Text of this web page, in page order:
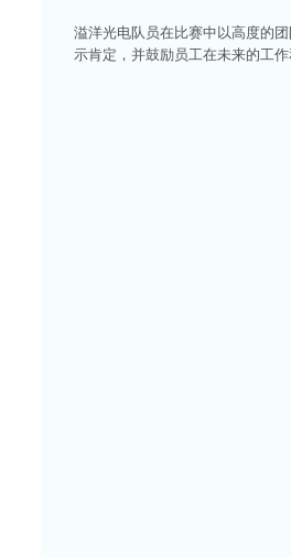
溢洋光电队员在比赛中以高度的
示肯定，并鼓励员工在未来的工